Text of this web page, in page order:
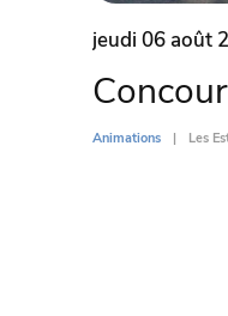
jeudi 06 août
Animations Les